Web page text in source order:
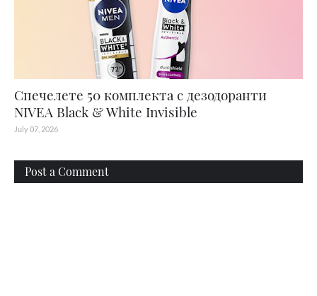
Спечелете 50 комплекта с дезодоранти
NIVEA Black & White Invisible
July 07, 2026
Post a Comment